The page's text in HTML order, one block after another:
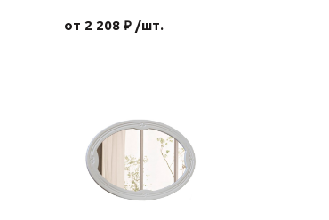
от 2 208 ₽ /шт.